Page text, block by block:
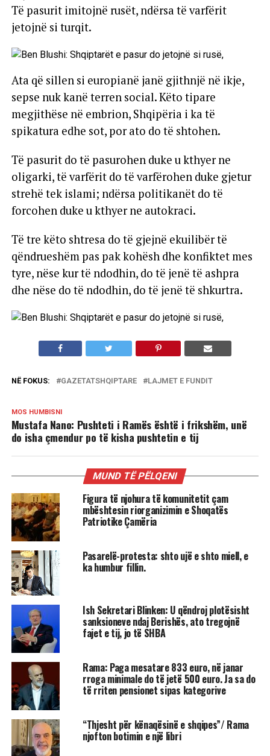
Të pasurit imitojnë rusët, ndërsa të varfërit
jetojnë si turqit.
Ata që sillen si europianë janë gjithnjë në ikje,
sepse nuk kanë terren social. Këto tipare
megjithëse në embrion, Shqipëria i ka të
spikatura edhe sot, por ato do të shtohen.
Të pasurit do të pasurohen duke u kthyer ne
oligarki, të varfërit do të varfërohen duke gjetur
strehë tek islami; ndërsa politikanët do të
forcohen duke u kthyer ne autokraci.
Të tre këto shtresa do të gjejnë ekuilibër të
qëndrueshëm pas pak kohësh dhe konfiktet mes
tyre, nëse kur të ndodhin, do të jenë të ashpra
dhe nëse do të ndodhin, do të jenë të shkurtra.
NË FOKUS: GAZETATSHQIPTARE LAJMET E FUNDIT
MOS HUMBISNI
Mustafa Nano: Pushteti i Ramës është i frikshëm, unë
do isha çmendur po të kisha pushtetin e tij
MUND TË PËLQENI
Figura të njohura të komunitetit çam
mbështesin riorganizimin e Shoqatës
Patriotike Çamëria
Pasarelë-protesta: shto ujë e shto miell, e
ka humbur fillin.
Ish Sekretari Blinken: U qëndroj plotësisht
sanksioneve ndaj Berishës, ato tregojnë
fajet e tij, jo të SHBA
Rama: Paga mesatare 833 euro, në janar
rroga minimale do të jetë 500 euro. Ja sa do
të rriten pensionet sipas kategorive
“Thjesht për kënaqësinë e shqipes”/ Rama
njofton botimin e një libri